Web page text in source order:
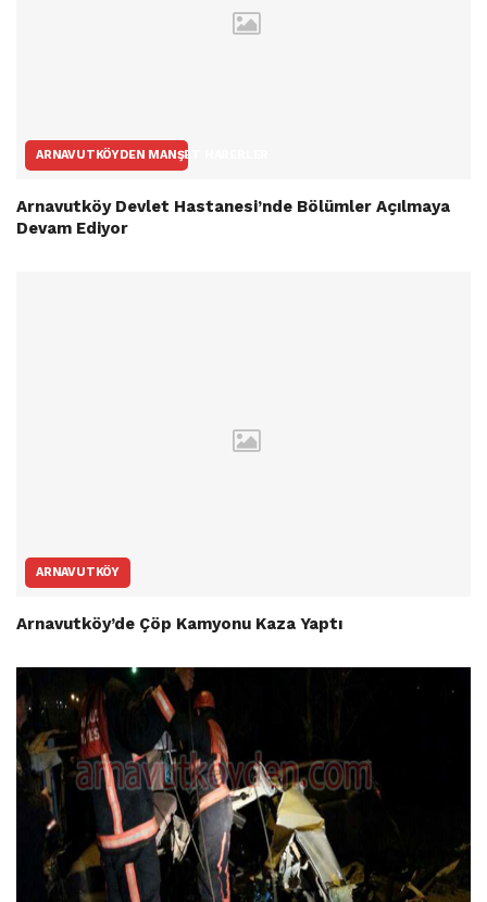
ARNAVUTKÖYDEN MANŞET HABERLER
Arnavutköy Devlet Hastanesi’nde Bölümler Açılmaya
Devam Ediyor
ARNAVUTKÖY
Arnavutköy’de Çöp Kamyonu Kaza Yaptı